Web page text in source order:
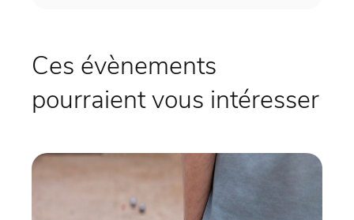
Ces évènements
pourraient vous intéresser